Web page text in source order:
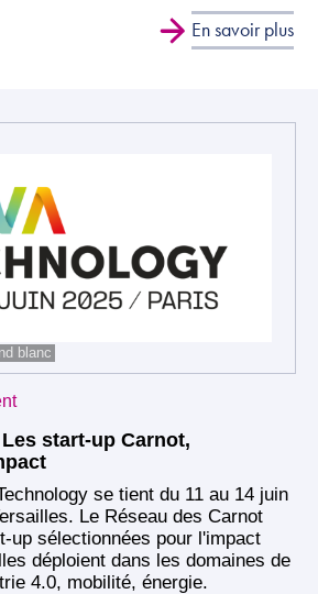
En savoir plus
blanc
start-up Carnot,
se tient du 11 au 14 juin
Le Réseau des Carnot
up sélectionnées pour l'impact
déploient dans les domaines de
4.0, mobilité, énergie.